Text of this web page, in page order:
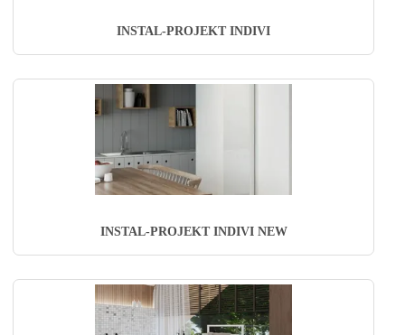
INSTAL-PROJEKT INDIVI
INSTAL-PROJEKT INDIVI NEW